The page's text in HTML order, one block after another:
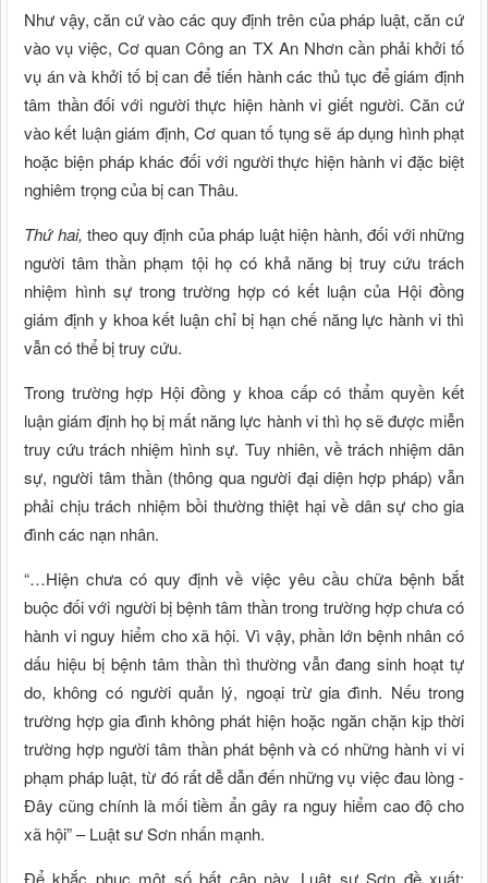
Như vậy, căn cứ vào các quy định trên của pháp luật, căn cứ
vào vụ việc, Cơ quan Công an TX An Nhơn cần phải khởi tố
vụ án và khởi tố bị can để tiến hành các thủ tục để giám định
tâm thần đối với người thực hiện hành vi giết người. Căn cứ
vào kết luận giám định, Cơ quan tố tụng sẽ áp dụng hình phạt
hoặc biện pháp khác đối với người thực hiện hành vi đặc biệt
nghiêm trọng của bị can Thâu.
Thứ hai, theo quy định của pháp luật hiện hành, đối với những
người tâm thần phạm tội họ có khả năng bị truy cứu trách
nhiệm hình sự trong trường hợp có kết luận của Hội đồng
giám định y khoa kết luận chỉ bị hạn chế năng lực hành vi thì
vẫn có thể bị truy cứu.
Trong trường hợp Hội đồng y khoa cấp có thẩm quyền kết
luận giám định họ bị mất năng lực hành vi thì họ sẽ được miễn
truy cứu trách nhiệm hình sự. Tuy nhiên, về trách nhiệm dân
sự, người tâm thần (thông qua người đại diện hợp pháp) vẫn
phải chịu trách nhiệm bồi thường thiệt hại về dân sự cho gia
đình các nạn nhân.
“…Hiện chưa có quy định về việc yêu cầu chữa bệnh bắt
buộc đối với người bị bệnh tâm thần trong trường hợp chưa có
hành vi nguy hiểm cho xã hội. Vì vậy, phần lớn bệnh nhân có
dấu hiệu bị bệnh tâm thần thì thường vẫn đang sinh hoạt tự
do, không có người quản lý, ngoại trừ gia đình. Nếu trong
trường hợp gia đình không phát hiện hoặc ngăn chặn kịp thời
trường hợp người tâm thần phát bệnh và có những hành vi vi
phạm pháp luật, từ đó rất dễ dẫn đến những vụ việc đau lòng -
Đây cũng chính là mối tiềm ẩn gây ra nguy hiểm cao độ cho
xã hội” – Luật sư Sơn nhấn mạnh.
Để khắc phục một số bất cập này, Luật sư Sơn đề xuất: